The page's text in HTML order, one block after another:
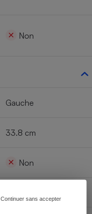
Continuer sans accepter
Non
Gauche
33.8 cm
Non